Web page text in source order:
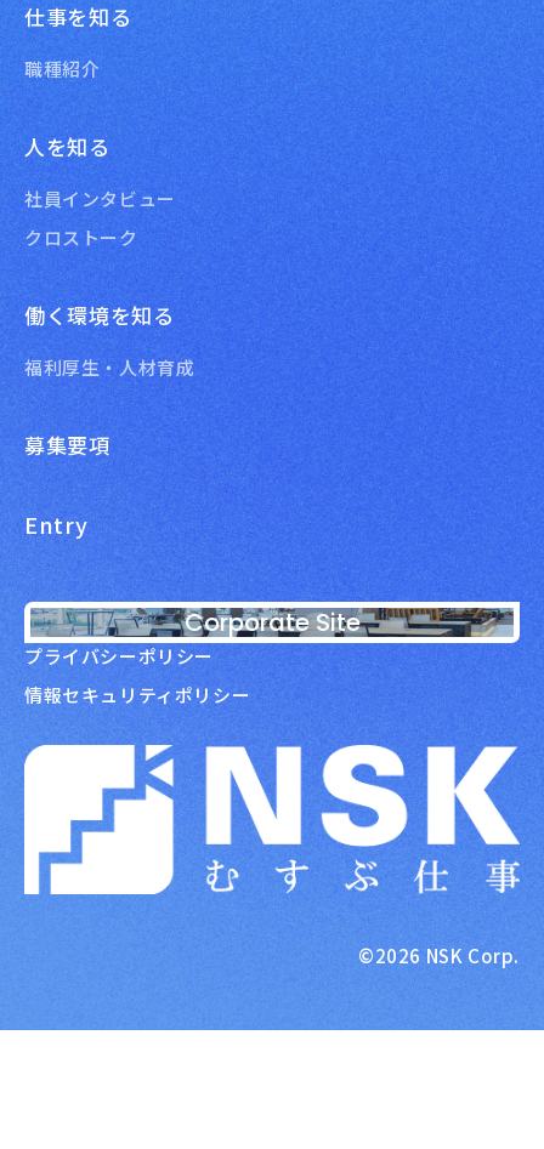
仕事を知る
職種紹介
人を知る
社員インタビュー
クロストーク
働く環境を知る
福利厚生・人材育成
募集要項
Entry
Corporate Site
プライバシーポリシー
情報セキュリティポリシー
©2026 NSK Corp.